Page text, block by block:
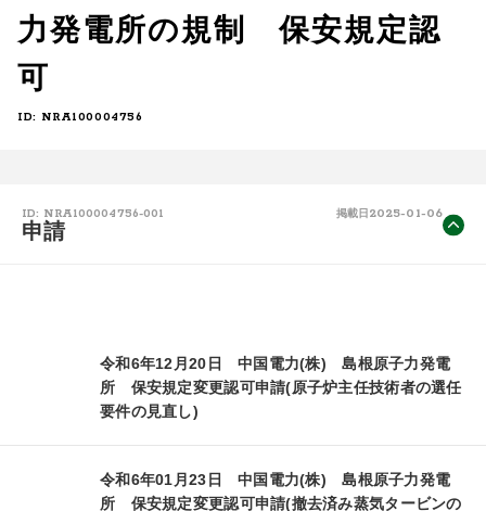
力発電所の規制 保安規定認
可
ID: NRA100004756
ID: NRA100004756-001 掲載日 2025-01-06
申請
令和6年12月20日 中国電力(株) 島根原子力発電
所 保安規定変更認可申請(原子炉主任技術者の選任
要件の見直し)
令和6年01月23日 中国電力(株) 島根原子力発電
所 保安規定変更認可申請(撤去済み蒸気タービンの